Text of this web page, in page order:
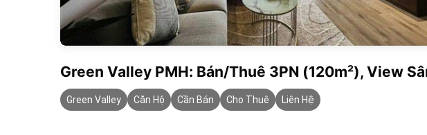
Green Valley PMH: Bán/Thuê 3PN (120m²), View
Green Valley Căn Hộ Cần Bán Cho Thuê Liên Hệ